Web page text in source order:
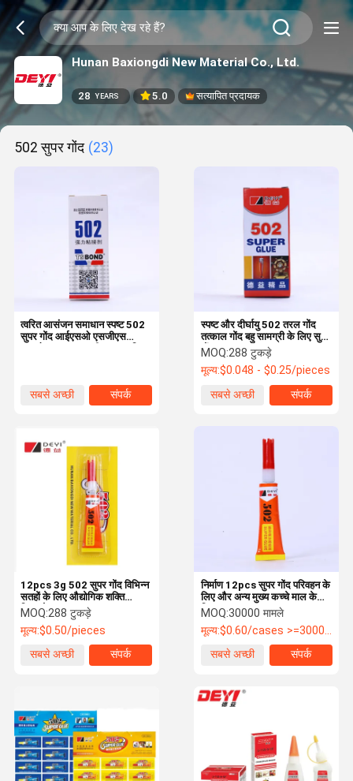
Hunan Baxiongdi New Material Co., Ltd.
28 YEARS 5.0 सत्यापित प्रदायक
502 सुपर गोंद (23)
त्वरित आसंजन समाधान स्पष्ट 502
सुपर गोंद आईएसओ एसजीएस
सबसे अच्छी
संपर्क
स्पष्ट और दीर्घायु 502 तरल गोंद
तत्काल गोंद बहु सामग्री के लिए सुपर
गोंद
MOQ:288 टुकड़े
मूल्य:$0.048 - $0.25/pieces
सबसे अच्छी
संपर्क
12pcs 3g 502 सुपर गोंद विभिन्न
सतहों के लिए औद्योगिक शक्ति
चिपकने वाला
MOQ:288 टुकड़े
मूल्य:$0.50/pieces
सबसे अच्छी
संपर्क
निर्माण 12pcs सुपर गोंद परिवहन के
लिए और अन्य मुख्य कच्चे माल के
लिए
MOQ:30000 मामले
मूल्य:$0.60/cases >=30000 cases
सबसे अच्छी
संपर्क